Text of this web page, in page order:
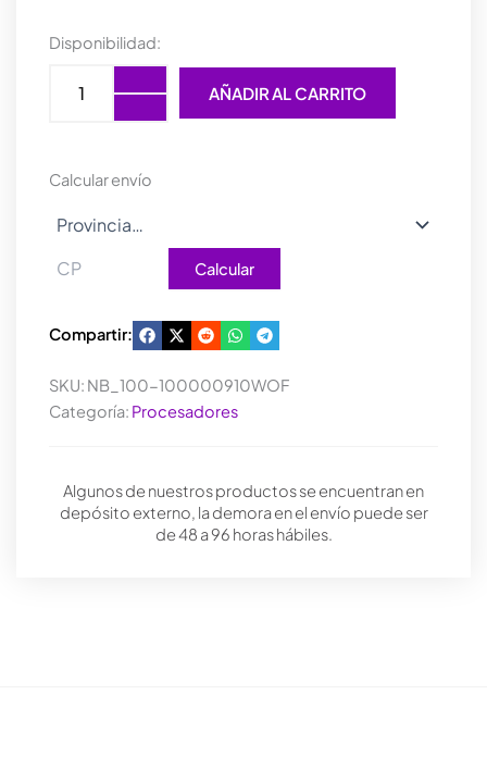
Disponibilidad:
PROCESADOR
(AM5)
RYZEN
cantidad
AÑADIR AL CARRITO
Calcular envío
Calcular
Compartir:
SKU: NB_100-100000910WOF
Categoría: Procesadores
Algunos de nuestros productos se encuentran en
depósito externo, la demora en el envío puede ser
de 48 a 96 horas hábiles.